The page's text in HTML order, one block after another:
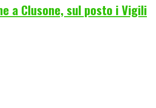
a Clusone, sul posto i Vigili